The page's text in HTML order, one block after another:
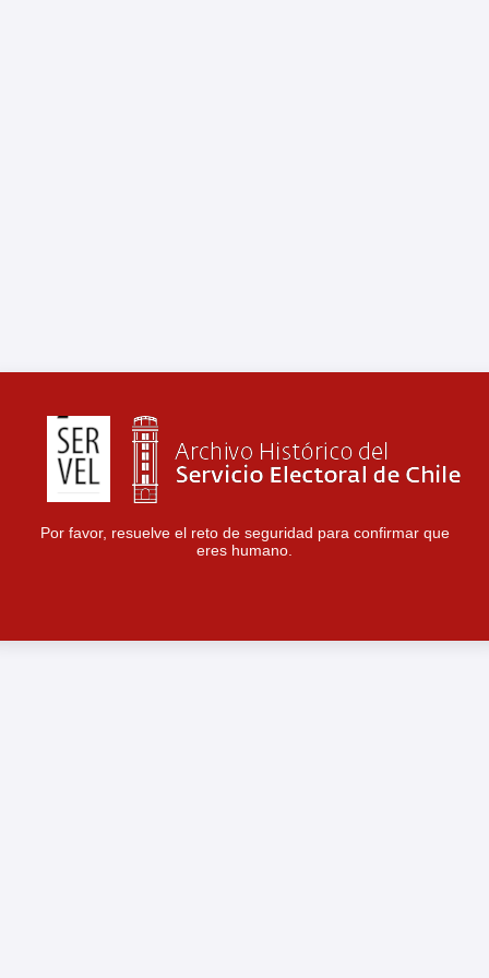
Por favor, resuelve el reto de seguridad para confirmar que
eres humano.